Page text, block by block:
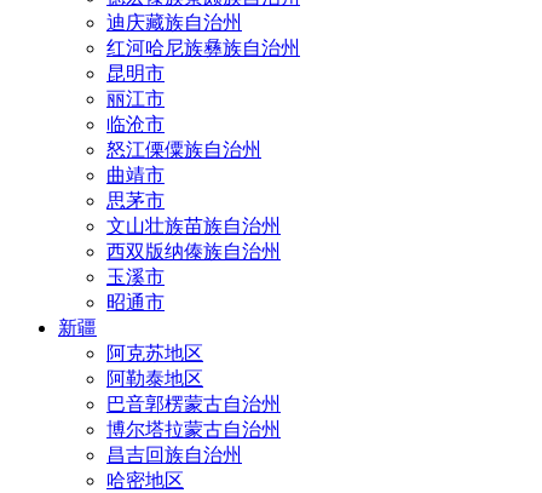
迪庆藏族自治州
红河哈尼族彝族自治州
昆明市
丽江市
临沧市
怒江傈僳族自治州
曲靖市
思茅市
文山壮族苗族自治州
西双版纳傣族自治州
玉溪市
昭通市
新疆
阿克苏地区
阿勒泰地区
巴音郭楞蒙古自治州
博尔塔拉蒙古自治州
昌吉回族自治州
哈密地区